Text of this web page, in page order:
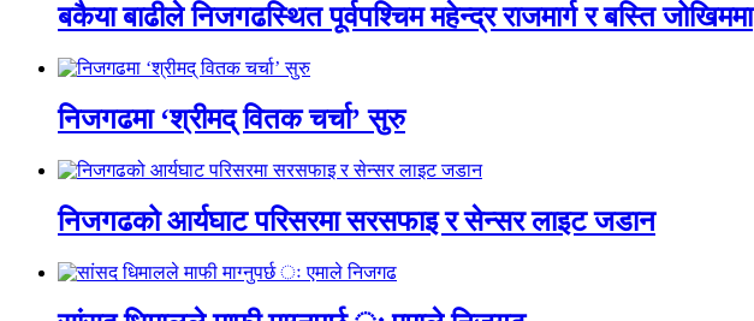
बकैया बाढीले निजगढस्थित पूर्वपश्चिम महेन्द्र राजमार्ग र बस्ति जोखिममा
निजगढमा ‘श्रीमद् वितक चर्चा’ सुरु
निजगढको आर्यघाट परिसरमा सरसफाइ र सेन्सर लाइट जडान